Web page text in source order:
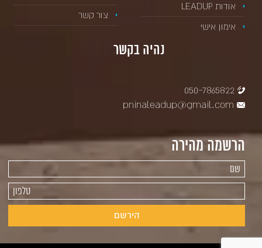
אודות LEADUP
אימון אישי
צור קשר
נהיה בקשר
הרשמה מהירה